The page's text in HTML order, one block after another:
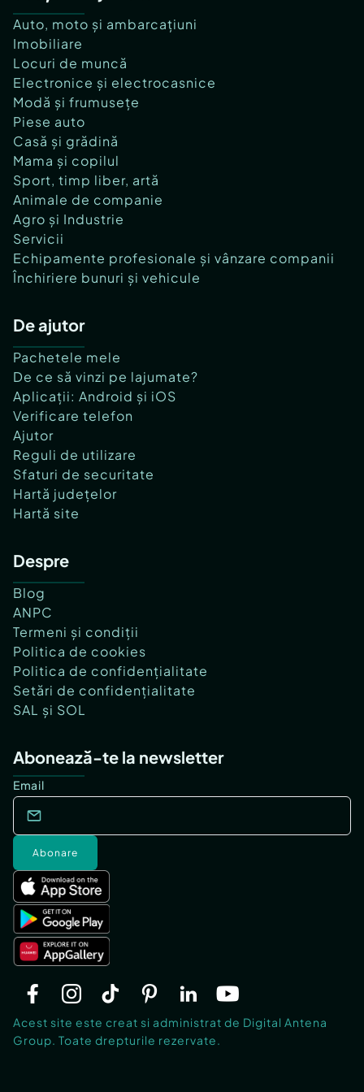
Auto, moto și ambarcațiuni
Imobiliare
Locuri de muncă
Electronice și electrocasnice
Modă și frumusețe
Piese auto
Casă și grădină
Mama și copilul
Sport, timp liber, artă
Animale de companie
Agro și Industrie
Servicii
Echipamente profesionale și vânzare companii
Închiriere bunuri și vehicule
De ajutor
Pachetele mele
De ce să vinzi pe lajumate?
Aplicații: Android și iOS
Verificare telefon
Ajutor
Reguli de utilizare
Sfaturi de securitate
Hartă județelor
Hartă site
Despre
Blog
ANPC
Termeni și condiții
Politica de cookies
Politica de confidențialitate
Setări de confidențialitate
SAL și SOL
Abonează-te la newsletter
Email
Abonare
Acest site este creat si administrat de Digital Antena
Group. Toate drepturile rezervate.